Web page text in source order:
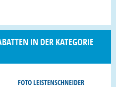
IN DER KATEGORIE
FOTO LEISTENSCHNEIDER